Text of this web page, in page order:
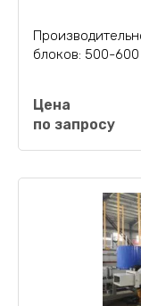
блоков: 500-600
Цена
по запросу